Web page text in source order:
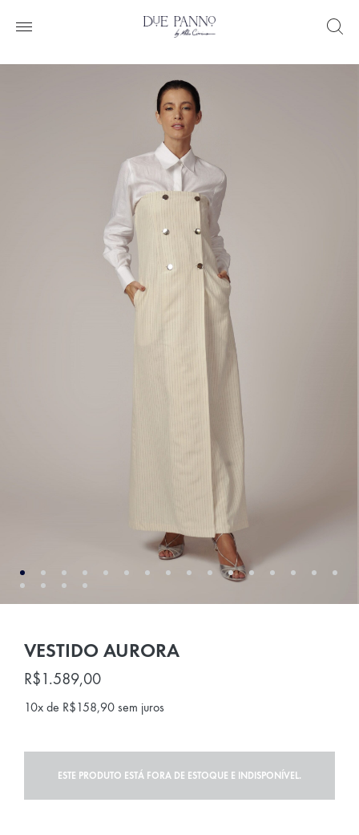
VESTIDO AURORA
R$1.589,00
10x de R$158,90 sem juros
ESTE PRODUTO ESTÁ FORA DE ESTOQUE E INDISPONÍVEL.